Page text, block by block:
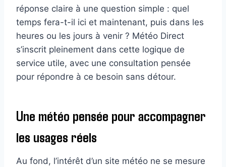
réponse claire à une question simple : quel
temps fera-t-il ici et maintenant, puis dans les
heures ou les jours à venir ? Météo Direct
s’inscrit pleinement dans cette logique de
service utile, avec une consultation pensée
pour répondre à ce besoin sans détour.
Une météo pensée pour accompagner
les usages réels
Au fond, l’intérêt d’un site météo ne se mesure